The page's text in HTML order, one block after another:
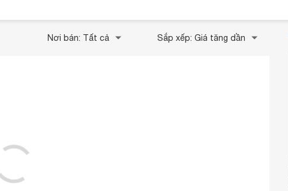
Nơi bán: Tất cả Sắp xếp: Giá tăng dần